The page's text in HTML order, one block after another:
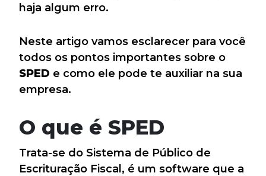
haja algum erro.
Neste artigo vamos esclarecer para você
todos os pontos importantes sobre o
SPED e como ele pode te auxiliar na sua
empresa.
O que é SPED
Trata-se do Sistema de Público de
Escrituração Fiscal, é um software que a